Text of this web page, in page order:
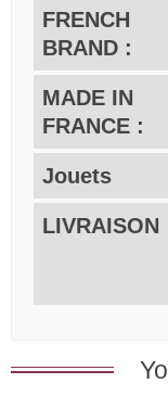
FRENCH
BRAND :
MADE IN
FRANCE :
Jouets
LIVRAISON